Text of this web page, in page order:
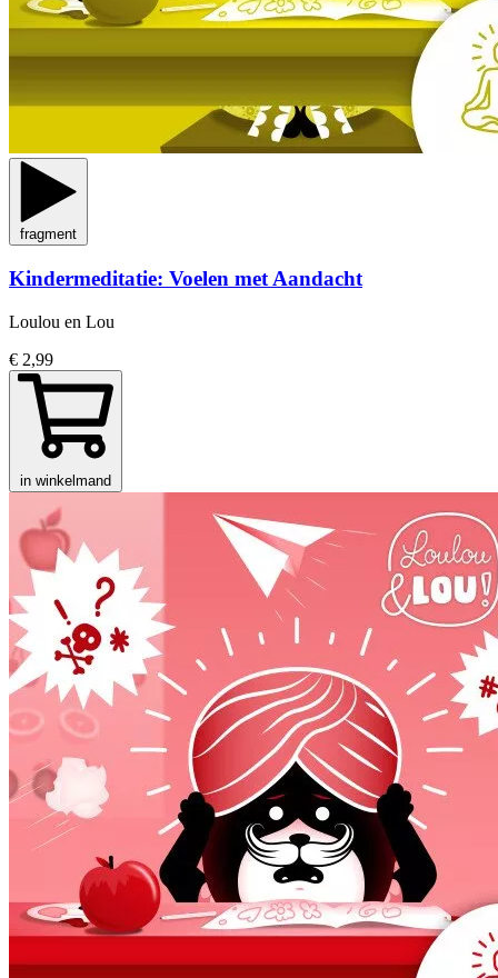
fragment
Kindermeditatie: Voelen met Aandacht
Loulou en Lou
€ 2,99
in winkelmand